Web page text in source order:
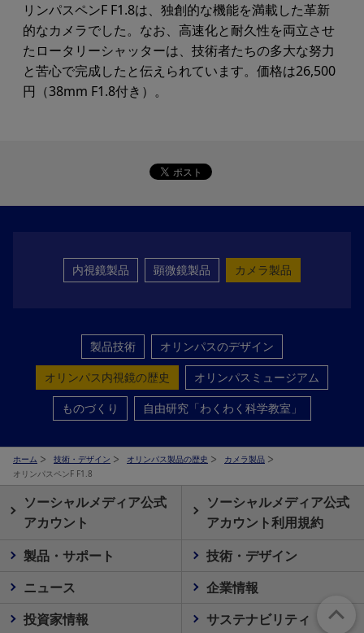
リンパスペンF F1.8は、独創的な機能を満載した革新
的なカメラでした。なお、高速化と耐久性を両立させ
たロータリーシャッターは、技術者たちの多大な努力
と苦心で完成したと伝えられています。価格は26,500
円（38mm F1.8付き）。
内視鏡製品 顕微鏡製品 カメラ製品
製品技術
オリンパスのデザイン
オリンパス内視鏡の歴史
オリンパスミュージアム
ものづくり
自由研究「わくわく科学教室」
ホーム 技術・デザイン オリンパス製品の歴史
カメラ製品
オリンパスペンF F1.8
ソーシャルメディア公式
アカウント
ソーシャルメディア公式
アカウント利用規約
製品・サポート
技術・デザイン
ニュース
企業情報
投資家情報
サステナビリティ